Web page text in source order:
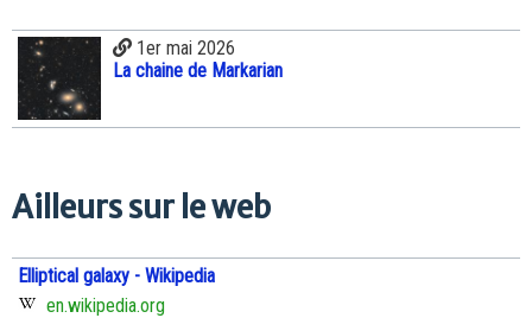
1er mai 2026
La chaine de Markarian
Ailleurs sur le web
Elliptical galaxy - Wikipedia
en.wikipedia.org